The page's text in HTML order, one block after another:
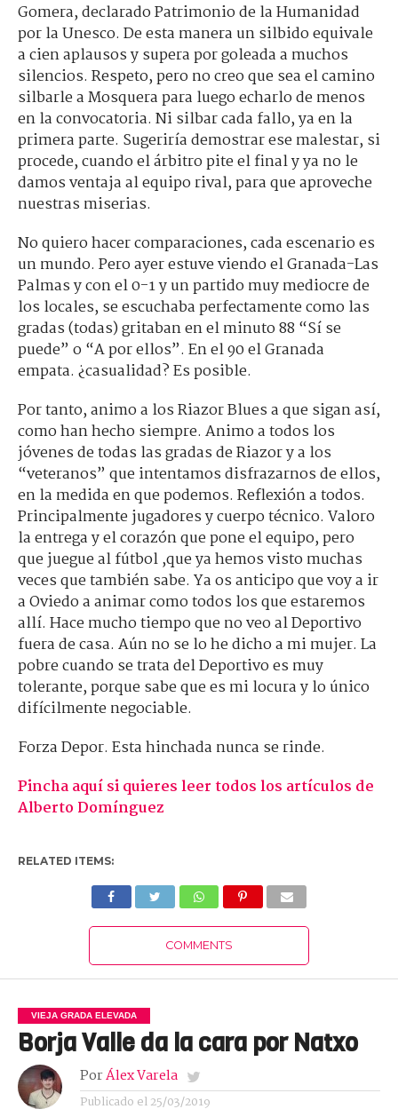
Gomera, declarado Patrimonio de la Humanidad
por la Unesco. De esta manera un silbido equivale
a cien aplausos y supera por goleada a muchos
silencios. Respeto, pero no creo que sea el camino
silbarle a Mosquera para luego echarlo de menos
en la convocatoria. Ni silbar cada fallo, ya en la
primera parte. Sugeriría demostrar ese malestar, si
procede, cuando el árbitro pite el final y ya no le
damos ventaja al equipo rival, para que aproveche
nuestras miserias.
No quiero hacer comparaciones, cada escenario es
un mundo. Pero ayer estuve viendo el Granada-Las
Palmas y con el 0-1 y un partido muy mediocre de
los locales, se escuchaba perfectamente como las
gradas (todas) gritaban en el minuto 88 “Sí se
puede” o “A por ellos”. En el 90 el Granada
empata. ¿casualidad? Es posible.
Por tanto, animo a los Riazor Blues a que sigan así,
como han hecho siempre. Animo a todos los
jóvenes de todas las gradas de Riazor y a los
“veteranos” que intentamos disfrazarnos de ellos,
en la medida en que podemos. Reflexión a todos.
Principalmente jugadores y cuerpo técnico. Valoro
la entrega y el corazón que pone el equipo, pero
que juegue al fútbol ,que ya hemos visto muchas
veces que también sabe. Ya os anticipo que voy a ir
a Oviedo a animar como todos los que estaremos
allí. Hace mucho tiempo que no veo al Deportivo
fuera de casa. Aún no se lo he dicho a mi mujer. La
pobre cuando se trata del Deportivo es muy
tolerante, porque sabe que es mi locura y lo único
difícilmente negociable.
Forza Depor. Esta hinchada nunca se rinde.
Pincha aquí si quieres leer todos los artículos de
Alberto Domínguez
RELATED ITEMS:
COMMENTS
VIEJA GRADA ELEVADA
Borja Valle da la cara por Natxo
PorÁlex Varela
Publicado el 25/03/2019